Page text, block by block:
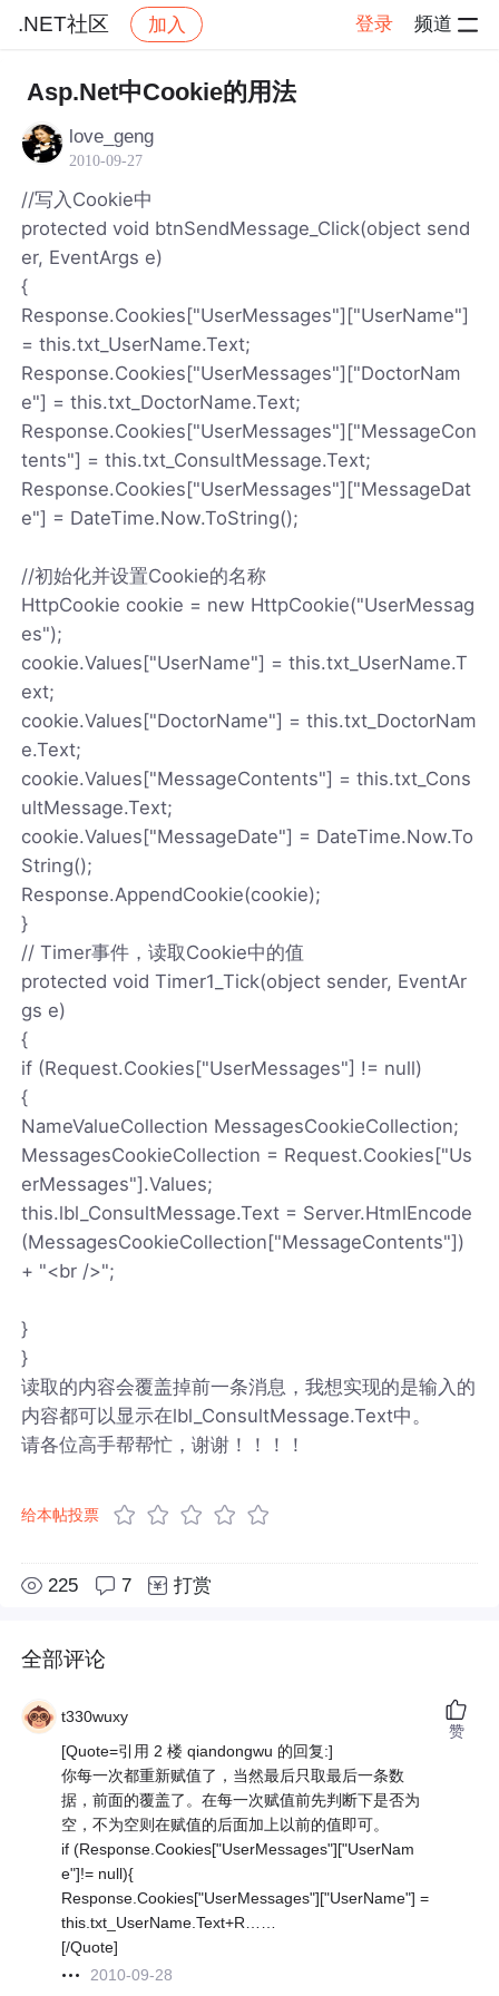
.NET社区 加入 登录 频道
社区 .NET社区 帖子详情
Asp.Net中Cookie的用法
love_geng
2010-09-27
//写入Cookie中
protected void btnSendMessage_Click(object send
er, EventArgs e)
{
Response.Cookies["UserMessages"]["UserName"]
= this.txt_UserName.Text;
Response.Cookies["UserMessages"]["DoctorNam
e"] = this.txt_DoctorName.Text;
Response.Cookies["UserMessages"]["MessageCon
tents"] = this.txt_ConsultMessage.Text;
Response.Cookies["UserMessages"]["MessageDat
e"] = DateTime.Now.ToString();
//初始化并设置Cookie的名称
HttpCookie cookie = new HttpCookie("UserMessag
es");
cookie.Values["UserName"] = this.txt_UserName.T
ext;
cookie.Values["DoctorName"] = this.txt_DoctorNam
e.Text;
cookie.Values["MessageContents"] = this.txt_Cons
ultMessage.Text;
cookie.Values["MessageDate"] = DateTime.Now.To
String();
Response.AppendCookie(cookie);
}
// Timer事件，读取Cookie中的值
protected void Timer1_Tick(object sender, EventAr
gs e)
{
if (Request.Cookies["UserMessages"] != null)
{
NameValueCollection MessagesCookieCollection;
MessagesCookieCollection = Request.Cookies["Us
erMessages"].Values;
this.lbl_ConsultMessage.Text = Server.HtmlEncode
(MessagesCookieCollection["MessageContents"])
+ "<br />";
}
}
读取的内容会覆盖掉前一条消息，我想实现的是输入的
内容都可以显示在lbl_ConsultMessage.Text中。
请各位高手帮帮忙，谢谢！！！！
给本帖投票
225 7 打赏
全部评论
t330wuxy
[Quote=引用 2 楼 qiandongwu 的回复:]
你每一次都重新赋值了，当然最后只取最后一条数
据，前面的覆盖了。在每一次赋值前先判断下是否为
空，不为空则在赋值的后面加上以前的值即可。
if (Response.Cookies["UserMessages"]["UserNam
e"]!= null){
Response.Cookies["UserMessages"]["UserName"] =
this.txt_UserName.Text+R……
[/Quote]
2010-09-28
赞